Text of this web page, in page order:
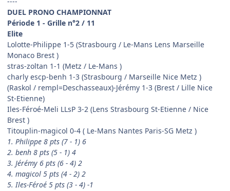
DUEL PRONO CHAMPIONNAT
Période 1 - Grille n°2 / 11
Elite
Lolotte-Philippe 1-5 (Strasbourg / Le-Mans Lens Marseille
Monaco Brest )
stras-zoltan 1-1 (Metz / Le-Mans )
charly escp-benh 1-3 (Strasbourg / Marseille Nice Metz )
(Raskol / rempl=Deschasseaux)-Jérémy 1-3 (Brest / Lille Nice
St-Etienne)
Iles-Féroé-Meli LLsP 3-2 (Lens Strasbourg St-Etienne / Nice
Brest )
Titouplin-magicol 0-4 ( Le-Mans Nantes Paris-SG Metz )
1. Philippe 8 pts (7 - 1) 6
2. benh 8 pts (5 - 1) 4
3. Jérémy 6 pts (6 - 4) 2
4. magicol 5 pts (4 - 2) 2
5. Iles-Féroé 5 pts (3 - 4) -1